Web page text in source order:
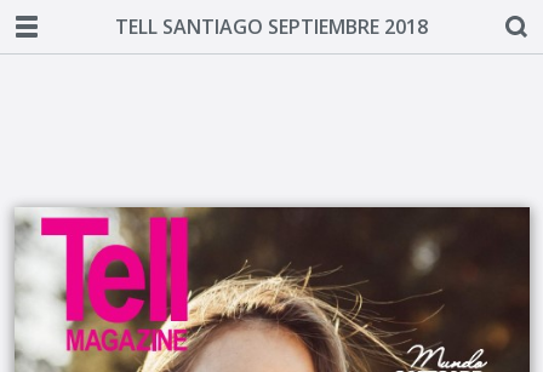
TELL SANTIAGO SEPTIEMBRE 2018